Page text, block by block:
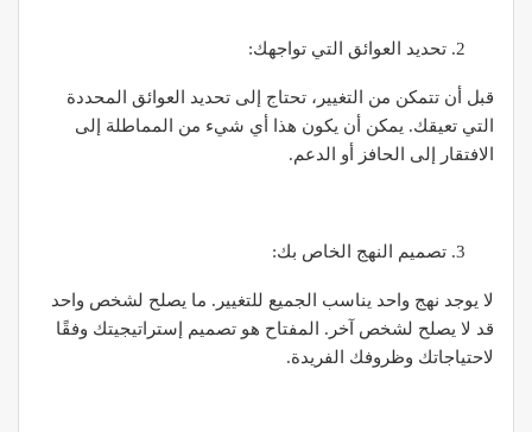
تحديد العوائق التي تواجهك:
قبل أن تتمكن من التغيير، تحتاج إلى تحديد العوائق المحددة
التي تعيقك. يمكن أن يكون هذا أي شيء من المماطلة إلى
الافتقار إلى الحافز أو الدعم.
تصميم النهج الخاص بك:
لا يوجد نهج واحد يناسب الجميع للتغيير. ما يصلح لشخص واحد
قد لا يصلح لشخص آخر. المفتاح هو تصميم إستراتيجيتك وفقًا
لاحتياجاتك وظروفك الفريدة.